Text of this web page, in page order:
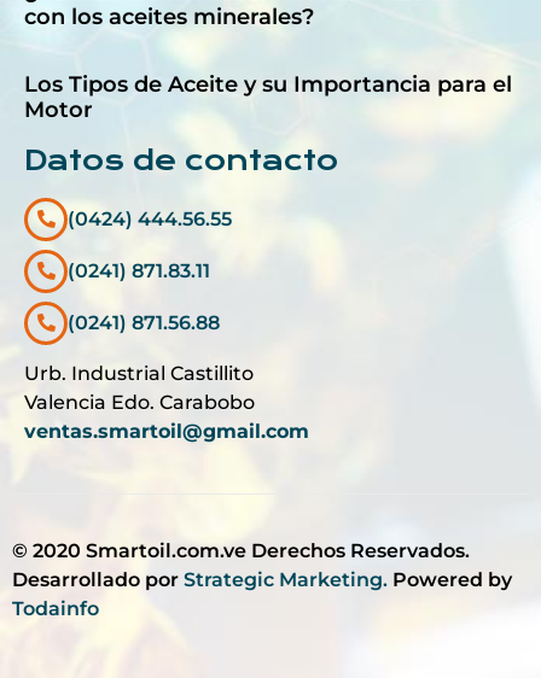
con los aceites minerales?
Los Tipos de Aceite y su Importancia para el
Motor
Datos de contacto
(0424) 444.56.55
(0241) 871.83.11
(0241) 871.56.88
Urb. Industrial Castillito
Valencia Edo. Carabobo
ventas.smartoil@gmail.com
© 2020 Smartoil.com.ve Derechos Reservados.
Desarrollado por Strategic Marketing. Powered by
Todainfo